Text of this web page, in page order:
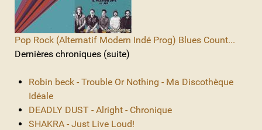
Pop Rock (Alternatif Modern Indé Prog) Blues Count...
Dernières chroniques (suite)
Robin beck - Trouble Or Nothing - Ma Discothèque
Idéale
DEADLY DUST - Alright - Chronique
SHAKRA - Just Live Loud!